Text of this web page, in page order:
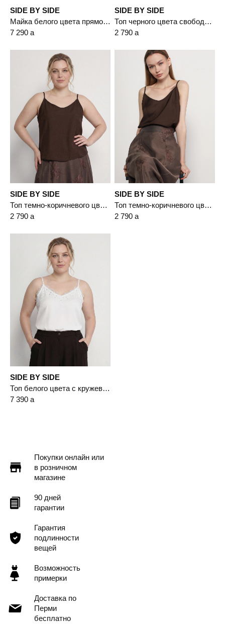
SIDE BY SIDE
Майка белого цвета прямого кроя
7 290 a
SIDE BY SIDE
Топ черного цвета свободного кроя
2 790 a
SIDE BY SIDE
Топ темно-коричневого цвета свободного кроя
2 790 a
SIDE BY SIDE
Топ темно-коричневого цвета свободного кроя
2 790 a
SIDE BY SIDE
Топ белого цвета с кружевом и цепочкой-мониль
7 390 a
Покупки онлайн или
в розничном
магазине
90 дней
гарантии
Гарантия
подлинности
вещей
Возможность
примерки
Доставка по
Перми
бесплатно